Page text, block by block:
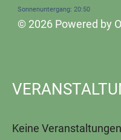
Sonnenuntergang: 20:50
© 2026 Powered by
Keine Veranstaltungen